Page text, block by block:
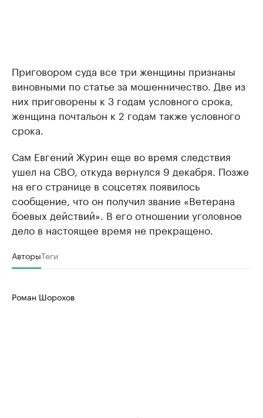
Приговором суда все три женщины признаны
виновными по статье за мошенничество. Две из
них приговорены к 3 годам условного срока,
женщина почтальон к 2 годам также условного
срока.
Сам Евгений Журин еще во время следствия
ушел на СВО, откуда вернулся 9 декабря. Позже
на его странице в соцсетях появилось
сообщение, что он получил звание «Ветерана
боевых действий». В его отношении уголовное
дело в настоящее время не прекращено.
АвторыТеги
Роман Шорохов